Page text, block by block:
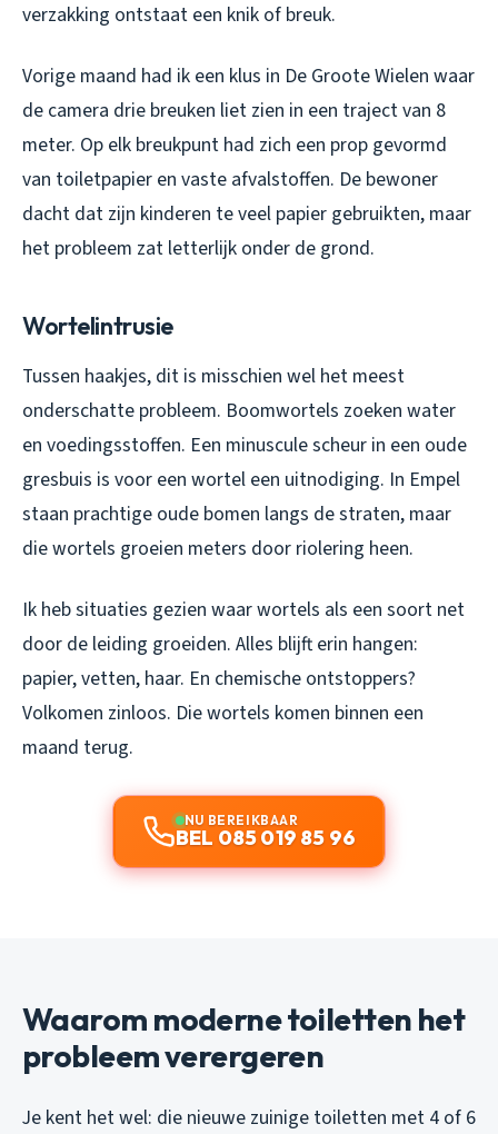
verzakking ontstaat een knik of breuk.
Vorige maand had ik een klus in De Groote Wielen waar
de camera drie breuken liet zien in een traject van 8
meter. Op elk breukpunt had zich een prop gevormd
van toiletpapier en vaste afvalstoffen. De bewoner
dacht dat zijn kinderen te veel papier gebruikten, maar
het probleem zat letterlijk onder de grond.
Wortelintrusie
Tussen haakjes, dit is misschien wel het meest
onderschatte probleem. Boomwortels zoeken water
en voedingsstoffen. Een minuscule scheur in een oude
gresbuis is voor een wortel een uitnodiging. In Empel
staan prachtige oude bomen langs de straten, maar
die wortels groeien meters door riolering heen.
Ik heb situaties gezien waar wortels als een soort net
door de leiding groeiden. Alles blijft erin hangen:
papier, vetten, haar. En chemische ontstoppers?
Volkomen zinloos. Die wortels komen binnen een
maand terug.
NU BEREIKBAAR
BEL 085 019 85 96
Waarom moderne toiletten het
probleem verergeren
Je kent het wel: die nieuwe zuinige toiletten met 4 of 6